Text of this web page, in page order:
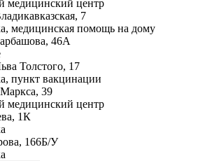
медицинский центр
7
медицинская помощь на дому
46А
Толстого, 17
пункт вакцинации
39
медицинский центр
1К
166Б/У